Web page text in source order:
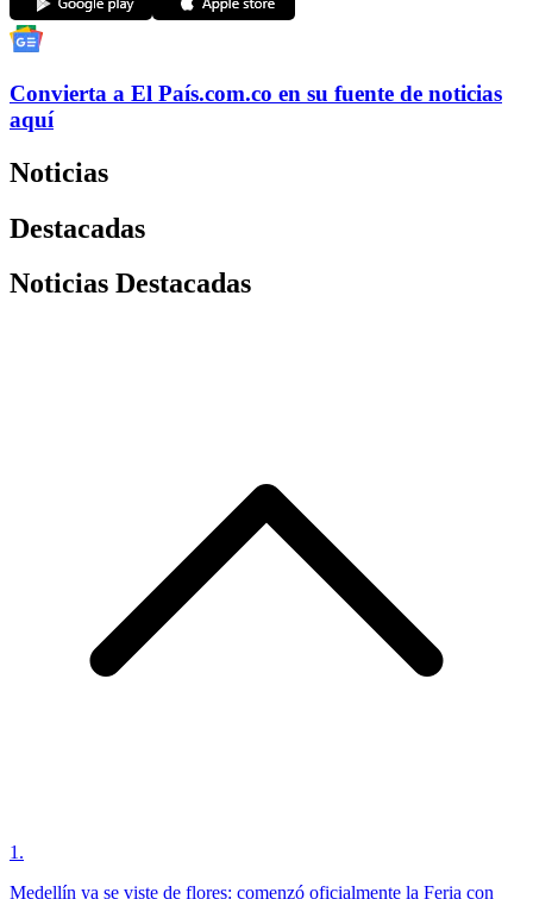
Convierta a El País.com.co en su fuente de noticias
aquí
Noticias
Destacadas
Noticias Destacadas
1 .
Medellín ya se viste de flores: comenzó oficialmente la Feria con